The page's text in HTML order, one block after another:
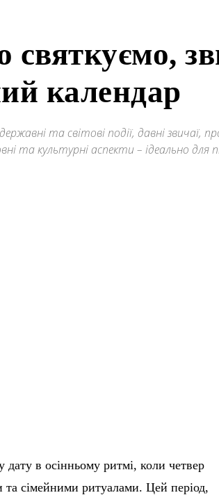
святкуємо,
календар
та світові події, давні звичаї,
та культурні аспекти – ідеально для
дату в осінньому ритмі, коли четвер
та сімейними ритуалами. Цей період,